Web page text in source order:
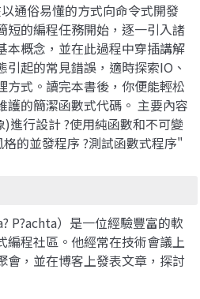
通俗易懂的方式向命令式開發
短的編程任務開始，逐一引入諸
本概念，並在此過程中穿插講解
起的常見錯誤，適時探索IO、
方式。讀完本書後，你便能輕松
護的簡潔函數式代碼。 主要內容
進行設計 ?使用純函數和不可變
的並發程序 ?測試函數式程序"
P?achta）是一位經驗豐富的軟
編程社區。他經常在技術會議上
會，並在博客上發表文章，探討